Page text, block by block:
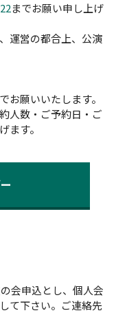
までお願い申し上げ
運営の都合上、公演
お願いいたします。
人数・ご予約日・ご
ます。
会申込とし、個人会
て下さい。ご連絡先